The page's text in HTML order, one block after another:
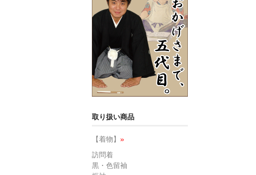
取り扱い商品
【着物】 »
訪問着
黒・色留袖